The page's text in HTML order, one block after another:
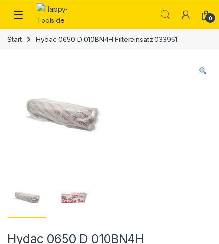
Skip to navigation
Skip to content
Open 0
Start Hydac 0650 D 010BN4H Filtereinsatz 033951
Hydac 0650 D 010BN4H